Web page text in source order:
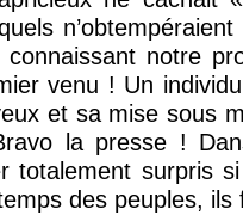
notre
venu ! Un
et sa mise sous
la presse !
totalement surpris
des peuples,